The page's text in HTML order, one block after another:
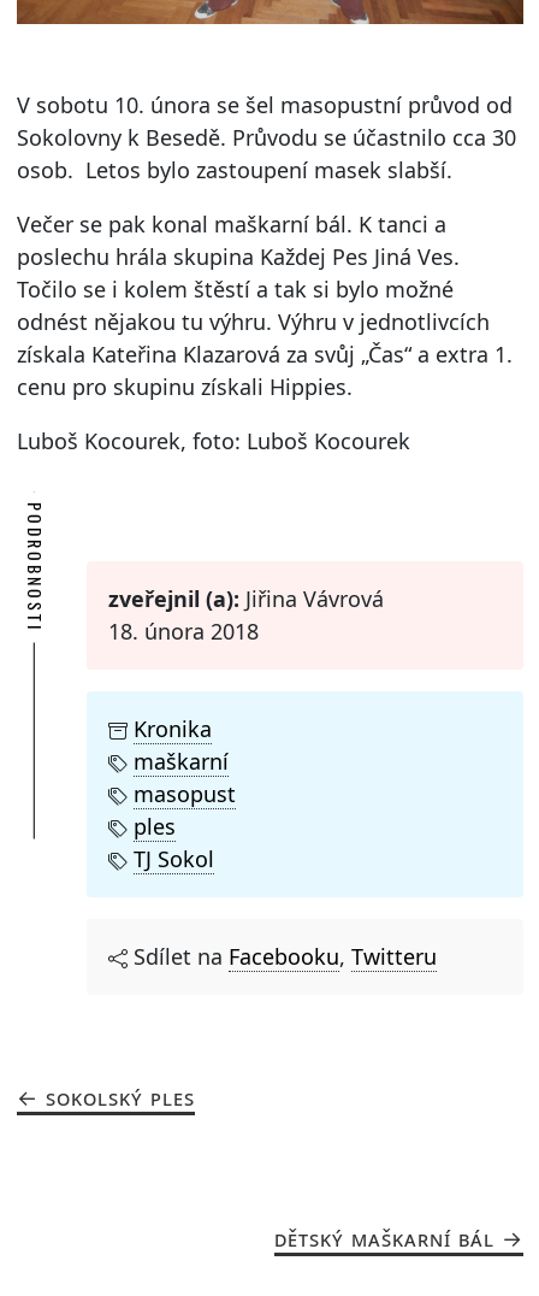
V sobotu 10. února se šel masopustní průvod od
Sokolovny k Besedě. Průvodu se účastnilo cca 30
osob. Letos bylo zastoupení masek slabší.
Večer se pak konal maškarní bál. K tanci a
poslechu hrála skupina Každej Pes Jiná Ves.
Točilo se i kolem štěstí a tak si bylo možné
odnést nějakou tu výhru. Výhru v jednotlivcích
získala Kateřina Klazarová za svůj „Čas“ a extra 1.
cenu pro skupinu získali Hippies.
Luboš Kocourek, foto: Luboš Kocourek
PODROBNOSTI zveřejnil (a): Jiřina Vávrová
18. února 2018
Kronika
maškarní
masopust
ples
TJ Sokol
Sdílet na Facebooku, Twitteru
SOKOLSKÝ PLES
DĚTSKÝ MAŠKARNÍ BÁL